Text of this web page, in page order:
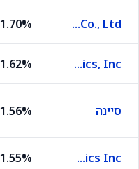
ASE Technology Holding Co., Ltd.
1.70%
Delta Electronics, Inc.
1.62%
סיינה 1.56%
LG Electronics Inc.
1.55%